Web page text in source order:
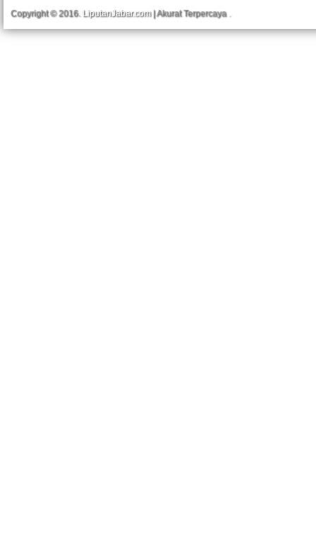
Copyright © 2016. LiputanJabar.com| Akurat Terpercaya